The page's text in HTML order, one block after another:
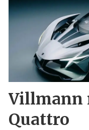
Villmann
Quattro